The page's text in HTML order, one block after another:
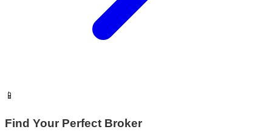
📱
Find Your Perfect Broker